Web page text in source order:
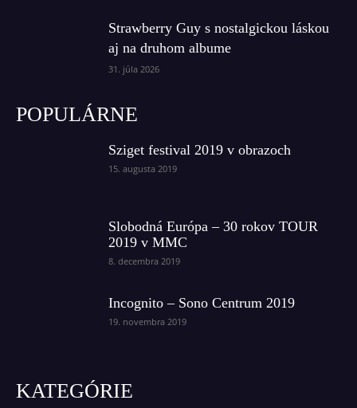
Strawberry Guy s nostalgickou láskou
aj na druhom albume
31. júla 2026
POPULÁRNE
Sziget festival 2019 v obrazoch
15. augusta 2019
Slobodná Európa – 30 rokov TOUR
2019 v MMC
8. decembra 2019
Incognito – Sono Centrum 2019
19. novembra 2019
KATEGÓRIE